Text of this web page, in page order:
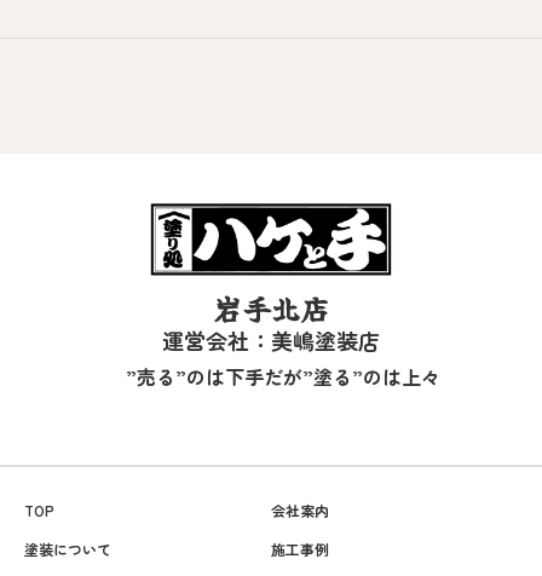
岩手北店
運営会社：美嶋塗装店
”売る”のは下手だが”塗る”のは上々
TOP
会社案内
塗装について
施工事例